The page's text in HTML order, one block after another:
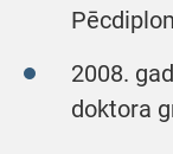
2008.
doktora